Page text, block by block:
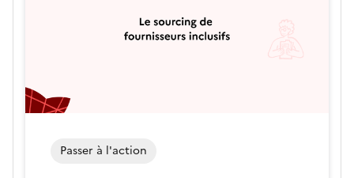
Passer à l'action